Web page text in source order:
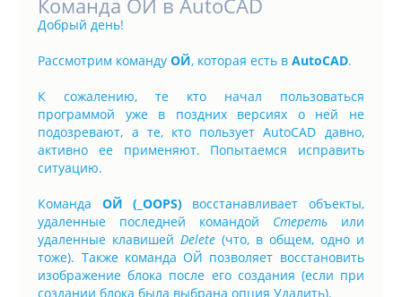
Команда ОЙ в AutoCAD
Добрый день!
Рассмотрим командуОЙ, которая есть вAutoCAD.
К сожалению, те кто начал пользоваться
программой уже в поздних версиях о ней не
подозревают, а те, кто пользует AutoCAD давно,
активно ее применяют. Попытаемся исправить
ситуацию.
Команда ОЙ (_OOPS) восстанавливает объекты,
удаленные последней командой Стереть или
удаленные клавишейDelete(что, в общем, одно и
тоже). Также команда ОЙ позволяет восстановить
изображение блока после его создания (если при
создании блока была выбрана опция Удалить).